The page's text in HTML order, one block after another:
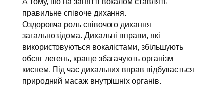
А тому, що на занятті вокалом ставлять
правильне співоче дихання.
Оздоровча роль співочого дихання
загальновідома. Дихальні вправи, які
використовуються вокалістами, збільшують
обсяг легень, краще збагачують організм
киснем. Під час дихальних вправ відбувається
природний масаж внутрішніх органів.